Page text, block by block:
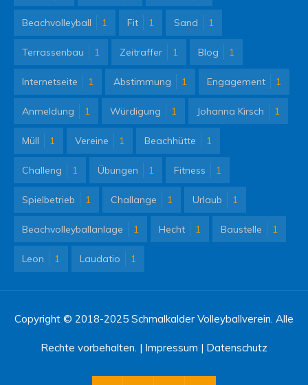
Beachvolleyball 1 Fit 1 Sand 1
Terrassenbau 1 Zeitraffer 1 Blog 1
Internetseite 1 Abstimmung 1 Engagement 1
Anmeldung 1 Würdigung 1 Johanna Kirsch 1
Müll 1 Vereine 1 Beachhütte 1
Challeng 1 Übungen 1 Fitness 1
Spielbetrieb 1 Challange 1 Urlaub 1
Beachvolleyballanlage 1 Hecht 1 Baustelle 1
Leon 1 Laudatio 1
Copyright © 2018-2025 Schmalkalder Volleyballverein. Alle
Rechte vorbehalten. | Impressum | Datenschutz